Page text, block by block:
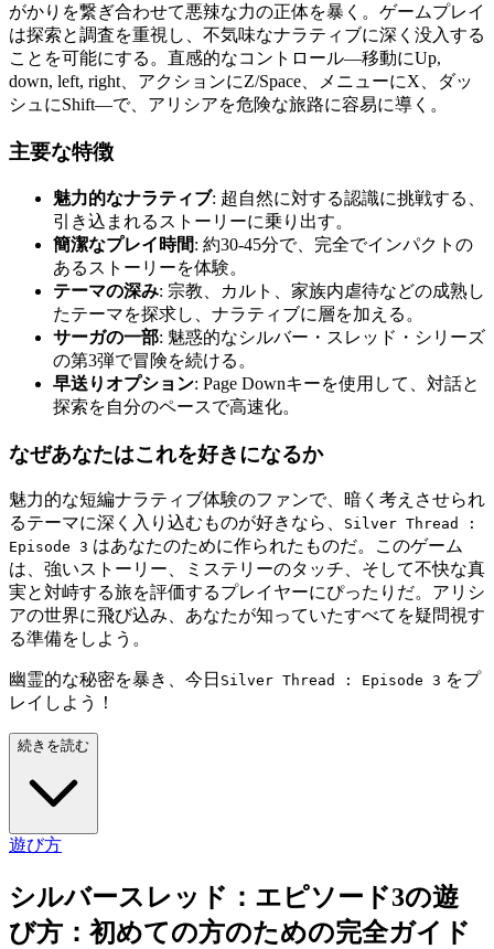
がかりを繋ぎ合わせて悪辣な力の正体を暴く。ゲームプレイ
は探索と調査を重視し、不気味なナラティブに深く没入する
ことを可能にする。直感的なコントロール—移動にUp,
down, left, right、アクションにZ/Space、メニューにX、ダッ
シュにShift—で、アリシアを危険な旅路に容易に導く。
主要な特徴
魅力的なナラティブ: 超自然に対する認識に挑戦する、
引き込まれるストーリーに乗り出す。
簡潔なプレイ時間: 約30-45分で、完全でインパクトの
あるストーリーを体験。
テーマの深み: 宗教、カルト、家族内虐待などの成熟し
たテーマを探求し、ナラティブに層を加える。
サーガの一部: 魅惑的なシルバー・スレッド・シリーズ
の第3弾で冒険を続ける。
早送りオプション: Page Downキーを使用して、対話と
探索を自分のペースで高速化。
なぜあなたはこれを好きになるか
魅力的な短編ナラティブ体験のファンで、暗く考えさせられ
るテーマに深く入り込むものが好きなら、
Silver Thread :
Episode 3 はあなたのために作られたものだ。このゲーム
は、強いストーリー、ミステリーのタッチ、そして不快な真
実と対峙する旅を評価するプレイヤーにぴったりだ。アリシ
アの世界に飛び込み、あなたが知っていたすべてを疑問視す
る準備をしよう。
幽霊的な秘密を暴き、今日 Silver Thread : Episode 3 をプ
レイしよう！
続きを読む
遊び方
シルバースレッド：エピソード3の遊
び方：初めての方のための完全ガイド